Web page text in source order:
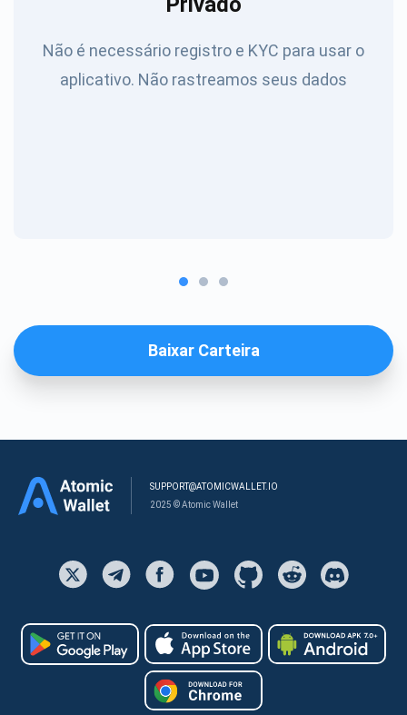
Não é necessário registro e KYC para usar o
aplicativo. Não rastreamos seus dados
Baixar Carteira
SUPPORT@ATOMICWALLET.IO
2025 © Atomic Wallet